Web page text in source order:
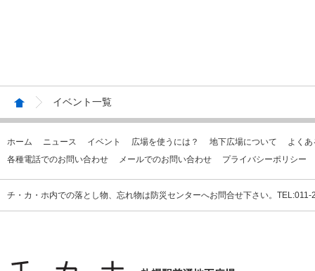
イベント一覧
ホーム ニュース イベント 広場を使うには？ 地下広場について
よく
各種電話でのお問い合わせ
メールでのお問い合わせ プライバシーポリシー
チ・カ・ホ内での落とし物、忘れ物は防災センターへお問合せ下さい。